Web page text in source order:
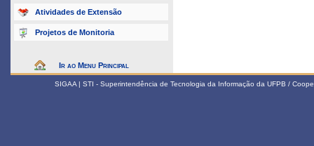
Atividades de Extensão
Projetos de Monitoria
Ir ao Menu Principal
SIGAA | STI - Superintendência de Tecnologia da Informação da UFPB /